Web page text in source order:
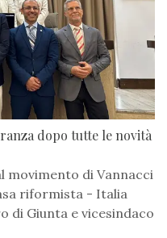
dopo tutte le novità
movimento di Vannacci
riformista - Italia
di Giunta e vicesindaco